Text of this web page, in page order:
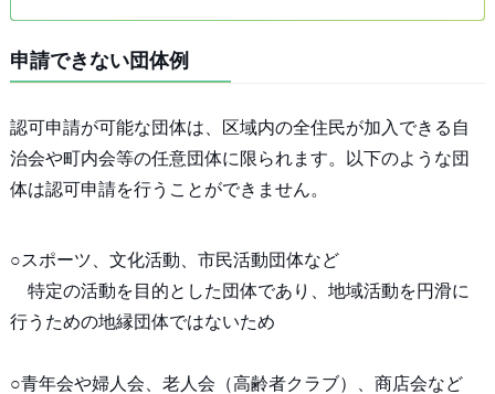
申請できない団体例
認可申請が可能な団体は、区域内の全住民が加入できる自
治会や町内会等の任意団体に限られます。以下のような団
体は認可申請を行うことができません。
○スポーツ、文化活動、市民活動団体など
特定の活動を目的とした団体であり、地域活動を円滑に
行うための地縁団体ではないため
○青年会や婦人会、老人会（高齢者クラブ）、商店会など